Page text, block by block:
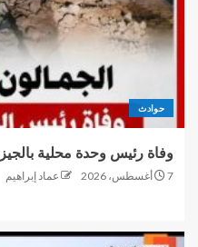
حوادث
وفاة رئيس وحدة محلية بالجيزة
7 أغسطس، 2026 عماد إبراهيم